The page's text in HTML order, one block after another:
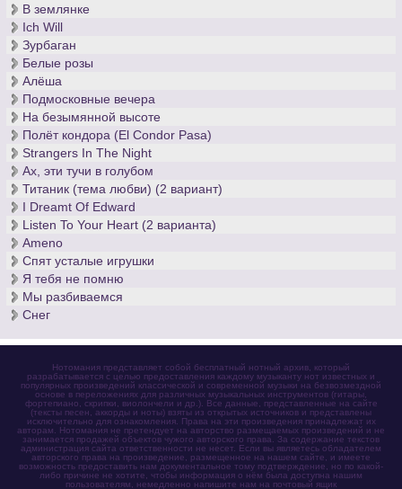
В землянке
Ich Will
Зурбаган
Белые розы
Алёша
Подмосковные вечера
На безымянной высоте
Полёт кондора (El Condor Pasa)
Strangers In The Night
Ах, эти тучи в голубом
Титаник (тема любви) (2 вариант)
I Dreamt Of Edward
Listen To Your Heart (2 варианта)
Ameno
Спят усталые игрушки
Я тебя не помню
Мы разбиваемся
Снег
Нотомания представляет собой бесплатный нотный архив, который
разрабатывается с целью предоставления каждому музыканту нот известных и
популярных произведений классической и современной музыки на безвозмездной
основе в переложениях для различных музыкальных инструментов (гитары,
фортепиано, скрипки, виолончели и др.). Все данные, представленные на сайте
(тексты песен, аккорды и ноты) взяты из открытых источников и представлены
исключительно для ознакомления. Права на эти произведения принадлежат их
авторам. Нотомания не претендует на авторство размещаемых произведений и не
занимается продажей объектов чужого авторского права. За содержание текстов
администрация сайта ответственности не несет. Если вы являетесь обладателем
авторского права на произведение, размещенное на нашем сайте, и имеете
возможность предоставить нам документальное тому подтверждение, но по какой-
либо причине не хотите, чтобы информация о нём была доступна нашим
пользователям, немедленно напишите нам на почтовый ящик